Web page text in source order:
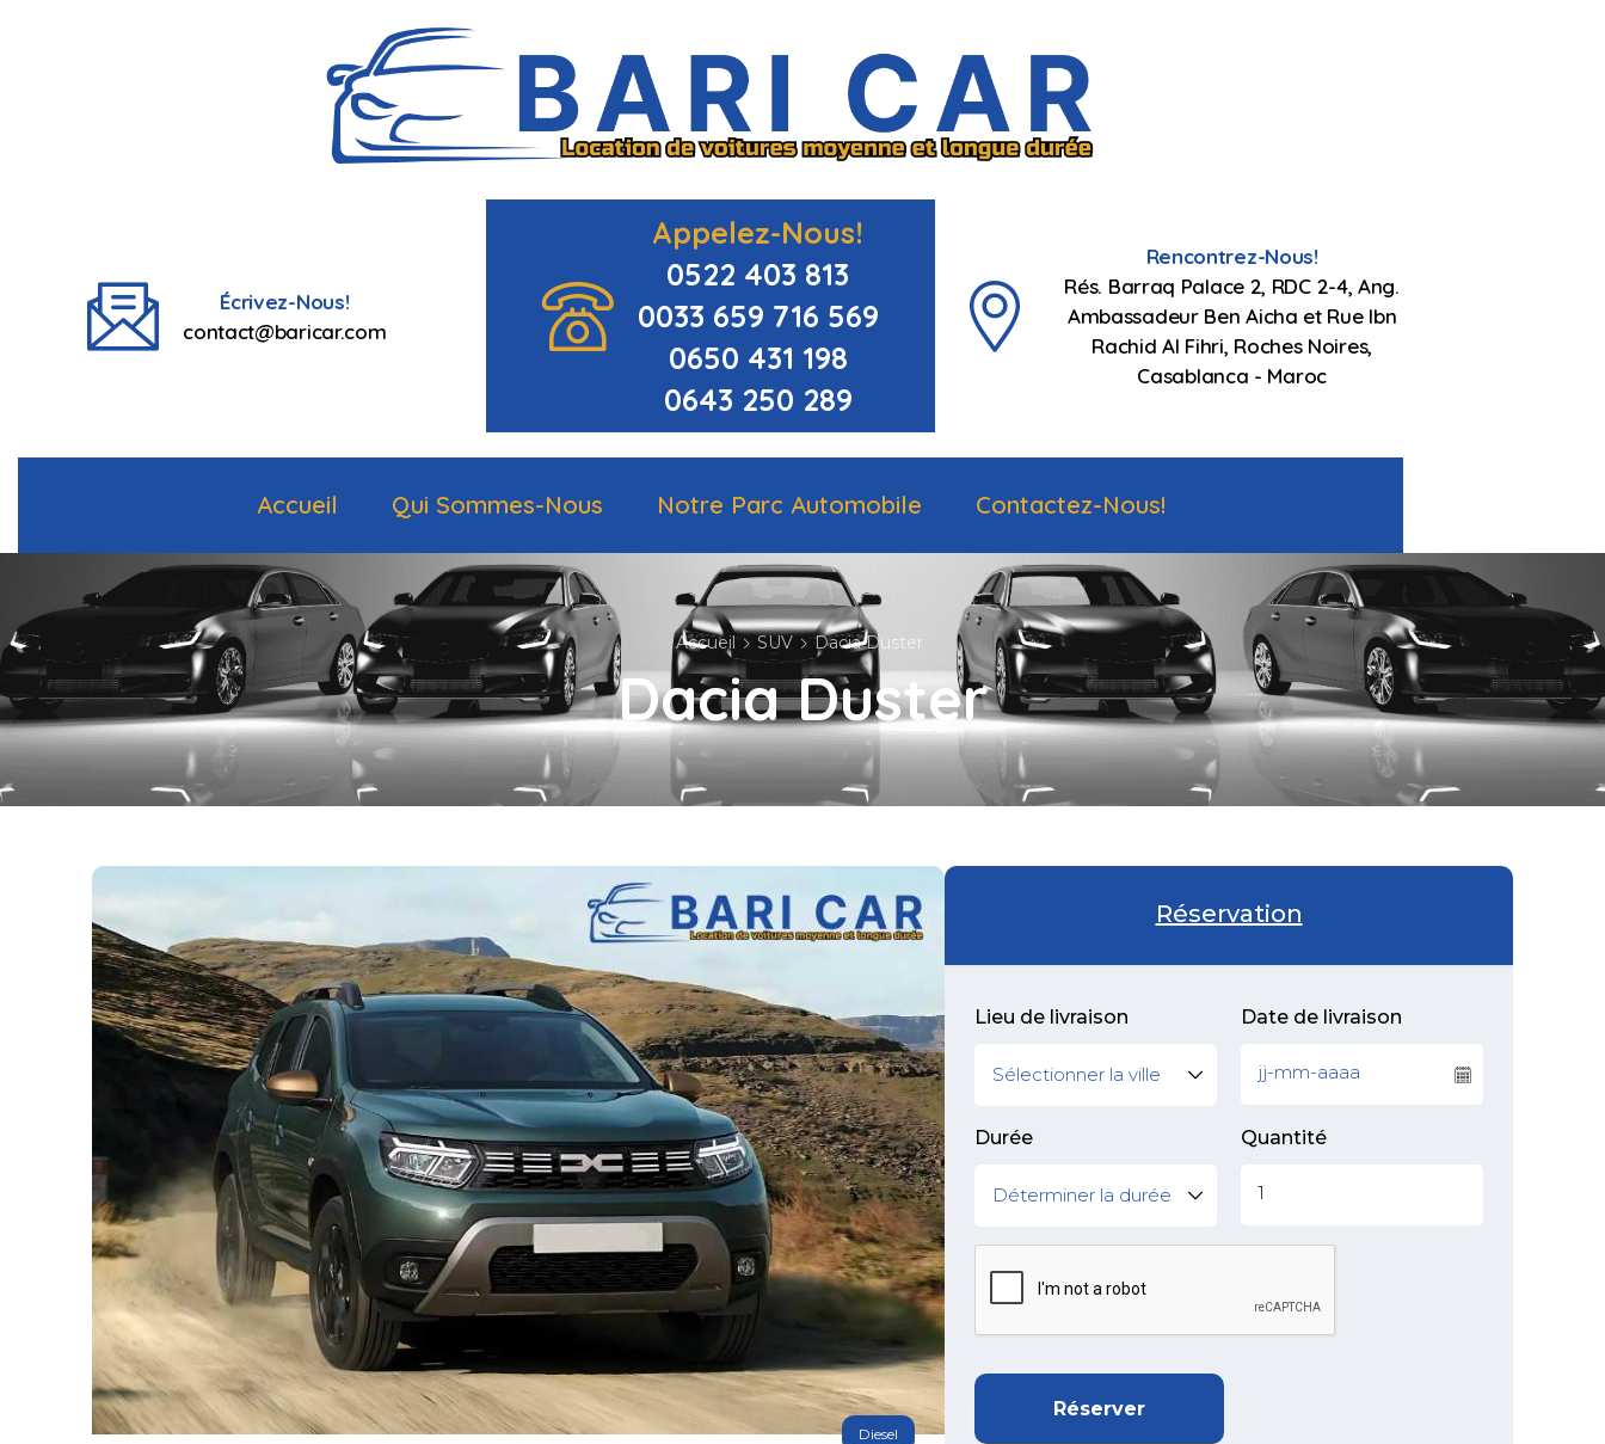
Écrivez-Nous!
contact@baricar.com
Appelez-Nous!
0522 403 813
0033 659 716 569
0650 431 198
0643 250 289
Rencontrez-Nous!
Rés. Barraq Palace 2, RDC 2-4, Ang.
Ambassadeur Ben Aicha et Rue Ibn
Rachid Al Fihri, Roches Noires,
Casablanca - Maroc
Accueil Qui Sommes-Nous Notre Parc Automobile Contactez-Nous!
Accueil SUV Dacia Duster
Dacia Duster
Diesel
Réservation
Lieu de livraison Date de livraison
Durée Quantité
Réserver